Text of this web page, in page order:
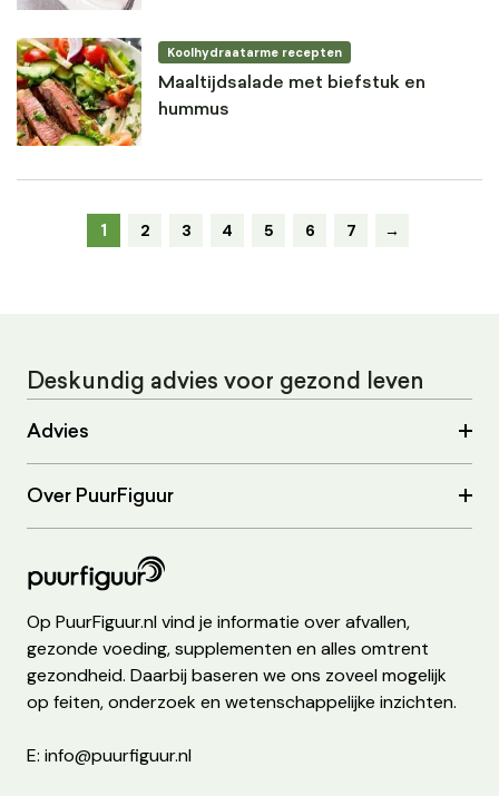
Koolhydraatarme recepten
Maaltijdsalade met biefstuk en
hummus
1 2 3 4 5 6 7 →
Deskundig advies voor gezond leven
Advies
Over PuurFiguur
Op PuurFiguur.nl vind je informatie over afvallen,
gezonde voeding, supplementen en alles omtrent
gezondheid. Daarbij baseren we ons zoveel mogelijk
op feiten, onderzoek en wetenschappelijke inzichten.
E: info@puurfiguur.nl